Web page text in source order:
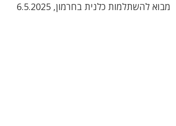
מבוא להשתלמות כלנית בחרמון, 6.5.2025